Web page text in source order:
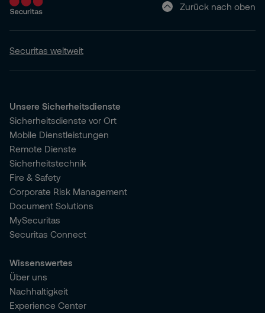
Zurück nach oben
Securitas weltweit
Unsere Sicherheitsdienste
Sicherheitsdienste vor Ort
Mobile Dienstleistungen
Remote Dienste
Sicherheitstechnik
Fire & Safety
Corporate Risk Management
Document Solutions
MySecuritas
Securitas Connect
Wissenswertes
Über uns
Nachhaltigkeit
Experience Center